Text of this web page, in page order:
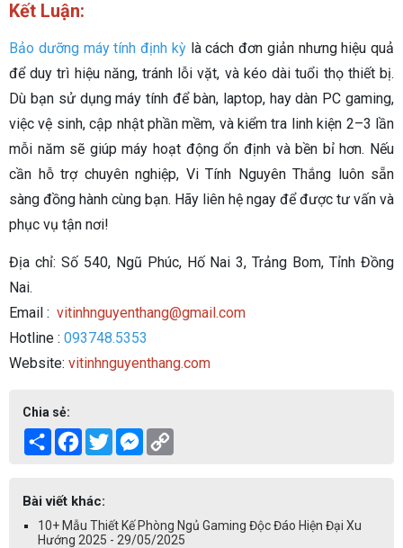
Kết Luận:
Bảo dưỡng máy tính định kỳlà cách đơn giản nhưng hiệu quả
để duy trì hiệu năng, tránh lỗi vặt, và kéo dài tuổi thọ thiết bị.
Dù bạn sử dụng máy tính để bàn, laptop, hay dàn PC gaming,
việc vệ sinh, cập nhật phần mềm, và kiểm tra linh kiện 2–3 lần
mỗi năm sẽ giúp máy hoạt động ổn định và bền bỉ hơn. Nếu
cần hỗ trợ chuyên nghiệp, Vi Tính Nguyên Thắng luôn sẵn
sàng đồng hành cùng bạn. Hãy liên hệ ngay để được tư vấn và
phục vụ tận nơi!
Địa chỉ: Số 540, Ngũ Phúc, Hố Nai 3, Trảng Bom, Tỉnh Đồng
Nai.
Email : vitinhnguyenthang@gmail.com
Hotline : 093748.5353
Website: vitinhnguyenthang.com
Chia sẻ:
Share Facebook
TwitterMessenger
Bài viết khác:
10+ Mẫu Thiết Kế Phòng Ngủ Gaming Độc Đáo Hiện Đại Xu
Hướng 2025 - 29/05/2025